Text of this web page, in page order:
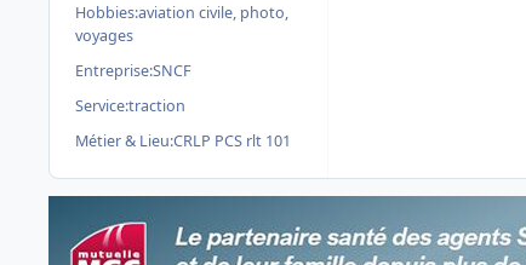
Hobbies:aviation civile, photo,
voyages
Entreprise:SNCF
Service:traction
Métier & Lieu:CRLP PCS rlt 101